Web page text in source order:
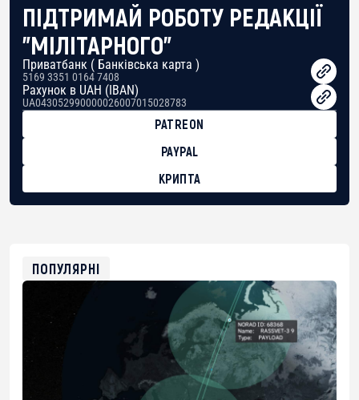
ПІДТРИМАЙ РОБОТУ РЕДАКЦІЇ
"МІЛІТАРНОГО"
Приватбанк ( Банківська карта )
5169 3351 0164 7408
Рахунок в UAH (IBAN)
UA043052990000026007015028783
PATREON
PAYPAL
КРИПТА
0xfD02863D3289416fcF50975c9DFda13623f97758
ПОПУЛЯРНІ